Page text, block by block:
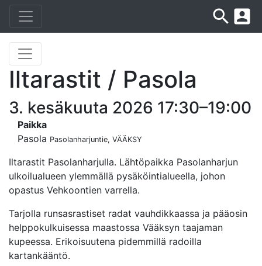
search account_box
Iltarastit / Pasola
3. kesäkuuta 2026 17:30–19:00
Paikka
Pasola Pasolanharjuntie, VÄÄKSY
Iltarastit Pasolanharjulla. Lähtöpaikka Pasolanharjun
ulkoilualueen ylemmällä pysäköintialueella, johon
opastus Vehkoontien varrella.
Tarjolla runsasrastiset radat vauhdikkaassa ja pääosin
helppokulkuisessa maastossa Vääksyn taajaman
kupeessa. Erikoisuutena pidemmillä radoilla
kartankääntö.